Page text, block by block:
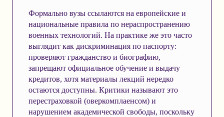
Формально вузы ссылаются на европейские и
национальные правила по нераспространению
военных технологий. На практике же это часто
выглядит как дискриминация по паспорту:
проверяют гражданство и биографию,
запрещают официальное обучение и выдачу
кредитов, хотя материалы лекций нередко
остаются доступны. Критики называют это
перестраховкой (оверкомплаенсом) и
нарушением академической свободы, поскольку